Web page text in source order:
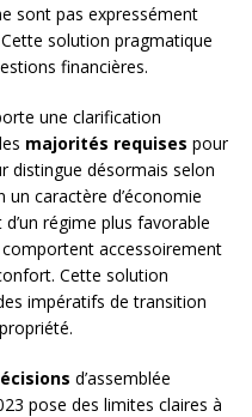
sont pas expressément
solution pragmatique
financières.
une clarification
majorités requises pour
distingue désormais selon
caractère d’économie
régime plus favorable
accessoirement
Cette solution
impératifs de transition
d’assemblée
pose des limites claires à